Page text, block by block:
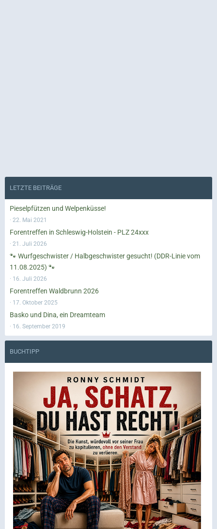
LETZTE BEITRÄGE
Pieselpfützen und Welpenküsse!
22. Mai 2021
Forentreffen in Schleswig-Holstein - PLZ 24xxx
21. Juli 2026
🐾 Wurfgeschwister / Halbgeschwister gesucht! (DDR-Linie vom
11.08.2025) 🐾
16. Juli 2026
Forentreffen Waldbrunn 2026
17. Oktober 2025
Basko und Dina, ein Dreamteam
16. September 2019
BUCHTIPP